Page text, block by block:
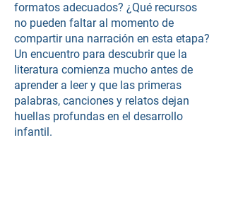
formatos adecuados? ¿Qué recursos
no pueden faltar al momento de
compartir una narración en esta etapa?
Un encuentro para descubrir que la
literatura comienza mucho antes de
aprender a leer y que las primeras
palabras, canciones y relatos dejan
huellas profundas en el desarrollo
infantil.